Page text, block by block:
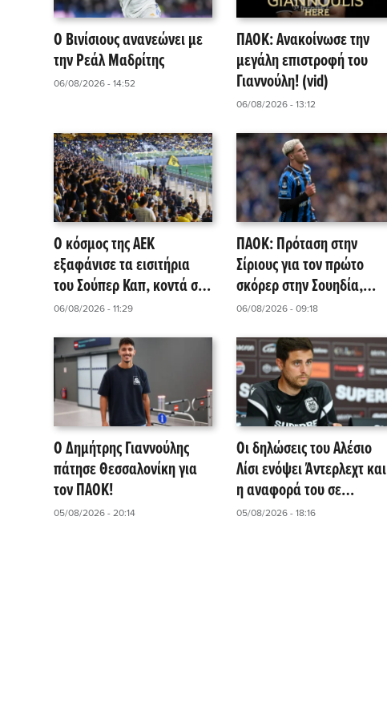
Ο Βινίσιους ανανεώνει με
την Ρεάλ Μαδρίτης
06/08/2026 - 14:52
ΠΑΟΚ: Ανακοίνωσε την
μεγάλη επιστροφή του
Γιαννούλη! (vid)
06/08/2026 - 13:12
Ο κόσμος της ΑΕΚ
εξαφάνισε τα εισιτήρια
του Σούπερ Καπ, κοντά στο
sold out!
06/08/2026 - 11:29
ΠΑΟΚ: Πρόταση στην
Σίριους για τον πρώτο
σκόρερ στην Σουηδία,
Ρόμπι Ούρε (pic)
06/08/2026 - 09:18
Ο Δημήτρης Γιαννούλης
πάτησε Θεσσαλονίκη για
τον ΠΑΟΚ!
05/08/2026 - 20:14
Οι δηλώσεις του Αλέσιο
Λίσι ενόψει Άντερλεχτ και
η αναφορά του σε
Γιαννούλη και Λουσέ!
05/08/2026 - 18:16